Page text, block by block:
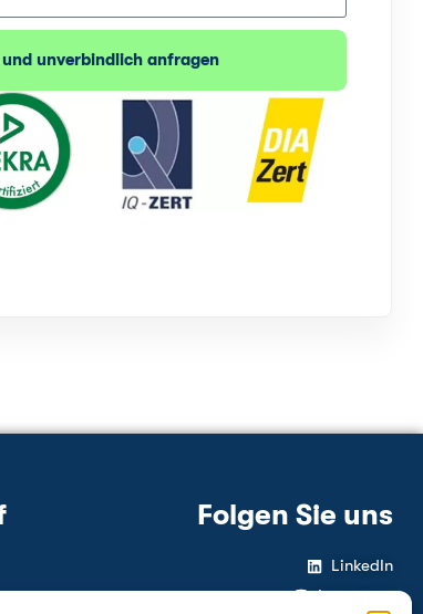
und unverbindlich anfragen
Folgen Sie uns
LinkedIn
Instagram